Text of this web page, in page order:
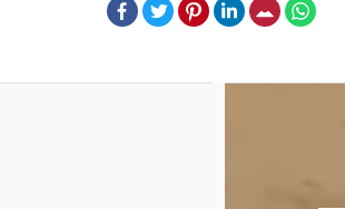
Facebook
TwitterPinterestLinkedInE-Mail